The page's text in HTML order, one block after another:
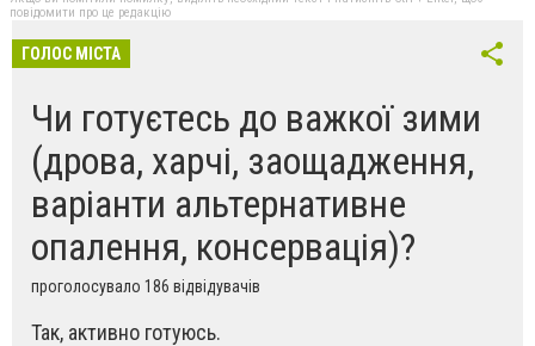
повідомити про це редакцію
ГОЛОС МІСТА
Чи готуєтесь до важкої зими
(дрова, харчі, заощадження,
варіанти альтернативне
опалення, консервація)?
проголосувало 186 відвідувачів
Так, активно готуюсь.